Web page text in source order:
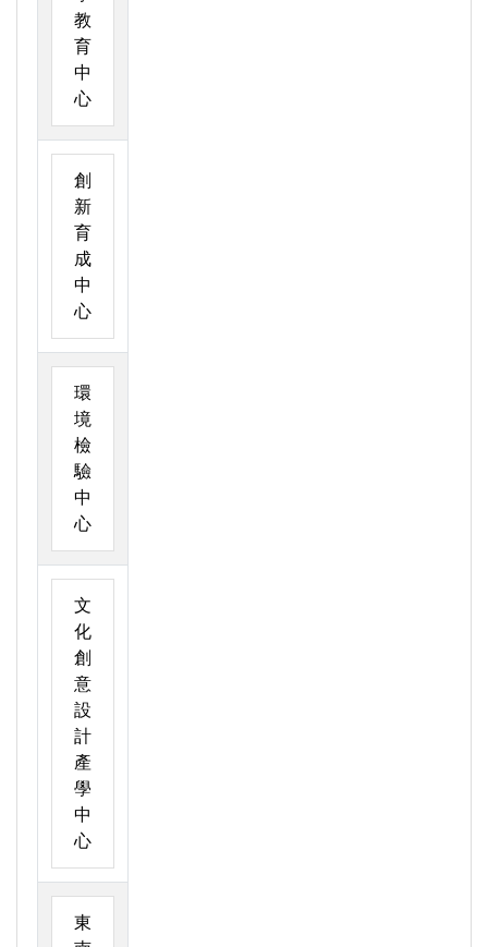
教
育
中
心
創
新
育
成
中
心
環
境
檢
驗
中
心
文
化
創
意
設
計
產
學
中
心
東